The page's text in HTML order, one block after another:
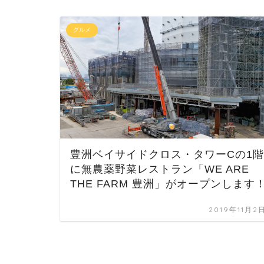
グルメ
豊洲ベイサイドクロス・タワーCの1階
に無農薬野菜レストラン「WE ARE
THE FARM 豊洲」がオープンします
2019年11月2